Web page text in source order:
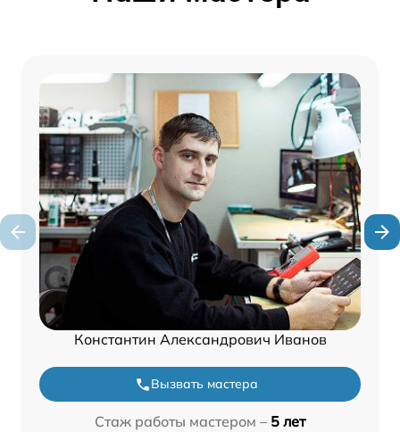
Константин Александрович Иванов
Вызвать мастера
Стаж работы мастером – 5 лет